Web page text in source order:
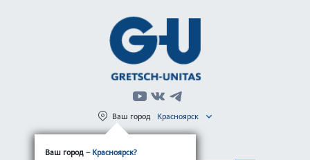
Ваш город – Красноярск?
Ваш город Красноярск